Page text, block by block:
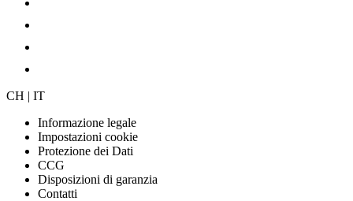
CH | IT
Informazione legale
Impostazioni cookie
Protezione dei Dati
CCG
Disposizioni di garanzia
Contatti